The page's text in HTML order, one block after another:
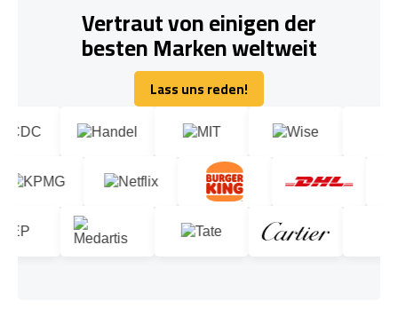
Vertraut von einigen der
besten Marken weltweit
Lass uns reden!
Lass uns reden!